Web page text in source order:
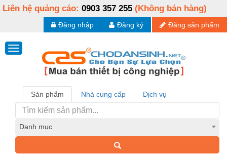
Liên hệ quảng cáo: 0903 357 255 (Không bán hàng)
Đăng sản phẩm
Đăng ký
Đăng nhập
Sản phẩm Nhà cung cấp Dịch vụ
Danh mục